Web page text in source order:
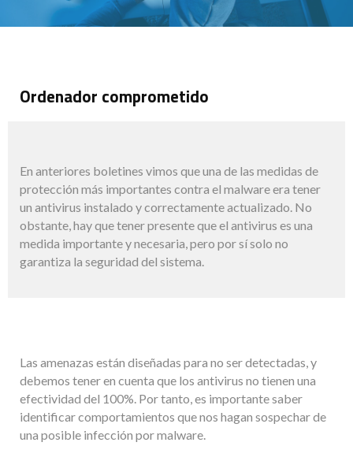
Ordenador comprometido
En anteriores boletines vimos que una de las medidas de
protección más importantes contra el malware era tener
un antivirus instalado y correctamente actualizado. No
obstante, hay que tener presente que el antivirus es una
medida importante y necesaria, pero por sí solo no
garantiza la seguridad del sistema.
Las amenazas están diseñadas para no ser detectadas, y
debemos tener en cuenta que los antivirus no tienen una
efectividad del 100%. Por tanto, es importante saber
identificar comportamientos que nos hagan sospechar de
una posible infección por malware.